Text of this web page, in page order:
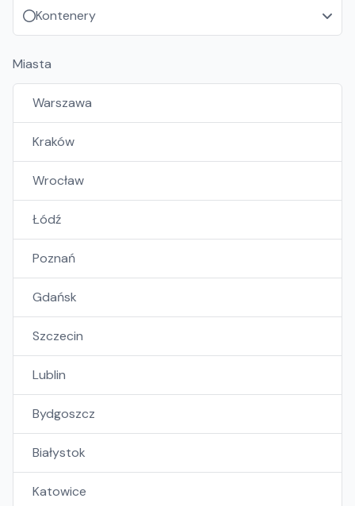
Kontenery
Miasta
Warszawa
Kraków
Wrocław
Łódź
Poznań
Gdańsk
Szczecin
Lublin
Bydgoszcz
Białystok
Katowice